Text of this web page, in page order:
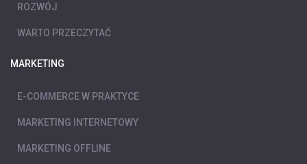
ROZWÓJ
WARTO PRZECZYTAĆ
MARKETING
E-COMMERCE W PRAKTYCE
MARKETING INTERNETOWY
MARKETING OFFLINE